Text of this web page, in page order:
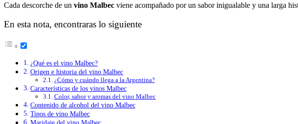
Cada descorche de un vino Malbec viene acompañado por un sabor inigualable y una larga
En esta nota, encontraras lo siguiente
¿Qué es el vino Malbec?
Origen e historia del vino Malbec
¿Cómo y cuándo llega a la Argentina?
Características de los vinos Malbec
Color, sabor y aromas del vino Malbec
Contenido de alcohol del vino Malbec
Tipos de vino Malbec